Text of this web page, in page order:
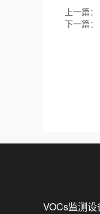
上一篇：
下一篇：
VOCs监测设